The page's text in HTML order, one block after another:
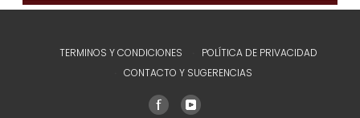
TERMINOS Y CONDICIONES
POLÍTICA DE PRIVACIDAD
CONTACTO Y SUGERENCIAS